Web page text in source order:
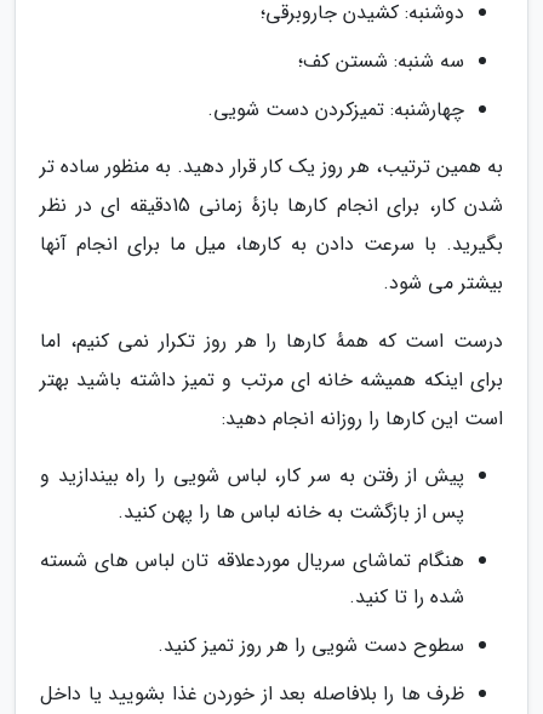
دوشنبه: کشیدن جاروبرقی؛
سه شنبه: شستن کف؛
چهارشنبه: تمیزکردن دست شویی.
به همین ترتیب، هر روز یک کار قرار دهید. به منظور ساده تر
شدن کار، برای انجام کارها بازهٔ زمانی 15دقیقه ای در نظر
بگیرید. با سرعت دادن به کارها، میل ما برای انجام آنها
بیشتر می شود.
درست است که همهٔ کارها را هر روز تکرار نمی کنیم، اما
برای اینکه همیشه خانه ای مرتب و تمیز داشته باشید بهتر
است این کارها را روزانه انجام دهید:
پیش از رفتن به سر کار، لباس شویی را راه بیندازید و
پس از بازگشت به خانه لباس ها را پهن کنید.
هنگام تماشای سریال موردعلاقه تان لباس های شسته
شده را تا کنید.
سطوح دست شویی را هر روز تمیز کنید.
ظرف ها را بلافاصله بعد از خوردن غذا بشویید یا داخل